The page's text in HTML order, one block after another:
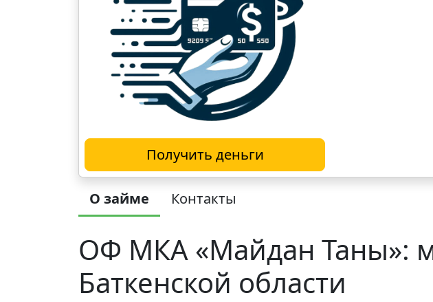
Получить деньги
О займе Контакты
ОФ МКА «Майдан Таны»:
Баткенской области